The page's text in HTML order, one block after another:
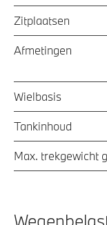
Zitplaatsen
Afmetingen
Wielbasis
Tankinhoud
Max. trekgewicht